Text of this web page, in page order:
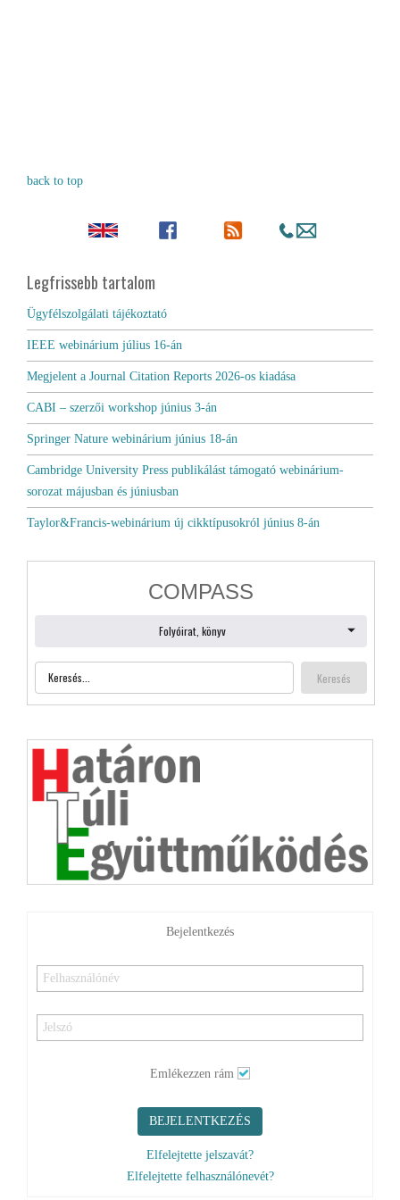
back to top
Legfrissebb tartalom
Ügyfélszolgálati tájékoztató
IEEE webinárium július 16-án
Megjelent a Journal Citation Reports 2026-os kiadása
CABI – szerzői workshop június 3-án
Springer Nature webinárium június 18-án
Cambridge University Press publikálást támogató webinárium-
sorozat májusban és júniusban
Taylor&Francis-webinárium új cikktípusokról június 8-án
Bejelentkezés
Emlékezzen rám
BEJELENTKEZÉS
Elfelejtette jelszavát?
Elfelejtette felhasználónevét?